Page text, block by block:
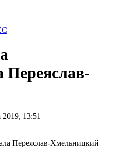
Переяслав-
13:51